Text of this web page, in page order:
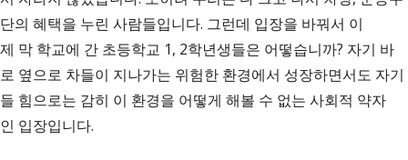
단의 혜택을 누린 사람들입니다. 그런데 입장을 바꿔서 이
제 막 학교에 간 초등학교 1, 2학년생들은 어떻습니까? 자기 바
로 옆으로 차들이 지나가는 위험한 환경에서 성장하면서도 자기
들 힘으로는 감히 이 환경을 어떻게 해볼 수 없는 사회적 약자
인 입장입니다.